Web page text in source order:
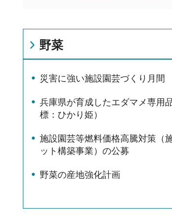
野菜
災害に強い施設園芸づくり月間
兵庫県が育成したエダマメ専用
標：ひかり姫）
施設園芸等燃料価格高騰対策（
ット構築事業）の公募
野菜の産地強化計画